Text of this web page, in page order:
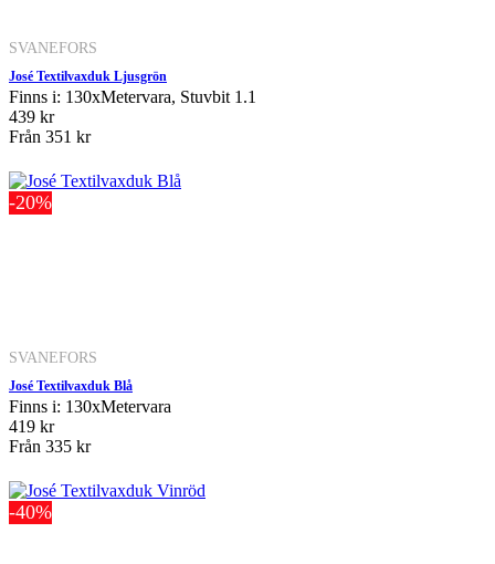
SVANEFORS
José Textilvaxduk Ljusgrön
Finns i: 130xMetervara, Stuvbit 1.1
439 kr
Från 351 kr
-20%
SVANEFORS
José Textilvaxduk Blå
Finns i: 130xMetervara
419 kr
Från 335 kr
-40%